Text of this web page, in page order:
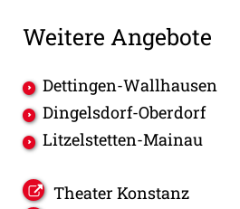
Weitere Angebote
Dettingen-Wallhausen
Dingelsdorf-Oberdorf
Litzelstetten-Mainau
Theater Konstanz